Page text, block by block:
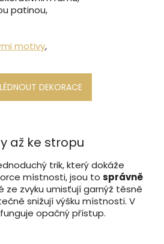
patinou,
motivy,
až ke stropu
trik, který dokáže
místnosti, jsou to správně
ze zvyku umisťují garnýž těsně
snižují výšku místnosti. V
opačný přístup.